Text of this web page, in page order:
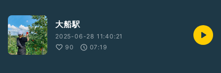
大船駅
2025-06-28 11:40:21
90
07:19